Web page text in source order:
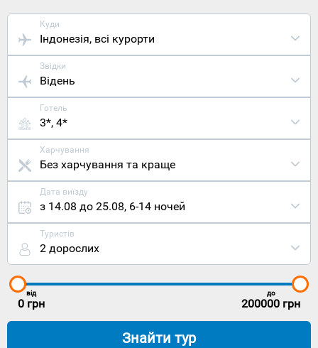
Куди
Індонезія, всі курорти
Звідки
Відень
Готель
3*, 4*
Харчування
Без харчування та краще
Дата виїзду
з 14.08 до 25.08, 6-14 ночей
Туристів
2 дорослих
від
0 грн
до
200000 грн
Знайти тур